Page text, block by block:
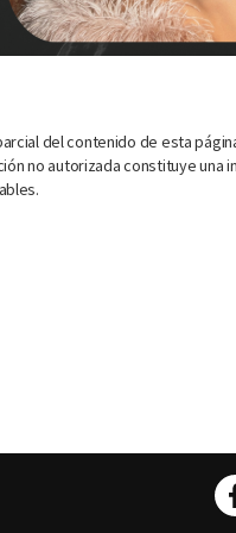
del contenido de esta
no autorizada constituye una